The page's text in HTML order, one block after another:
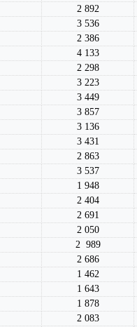
2 892
3 536
2 386
4 133
2 298
3 223
3 449
3 857
3 136
3 431
2 863
3 537
1 948
2 404
2 691
2 050
2 989
2 686
1 462
1 643
1 878
2 083